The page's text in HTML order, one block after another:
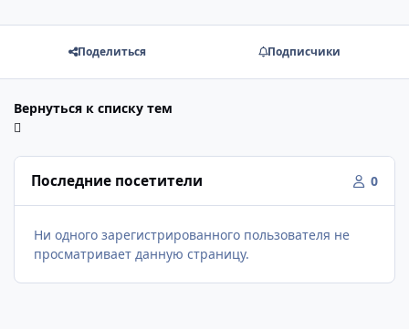
Поделиться Подписчики
Вернуться к списку тем
Последние посетители 0
Ни одного зарегистрированного пользователя не
просматривает данную страницу.